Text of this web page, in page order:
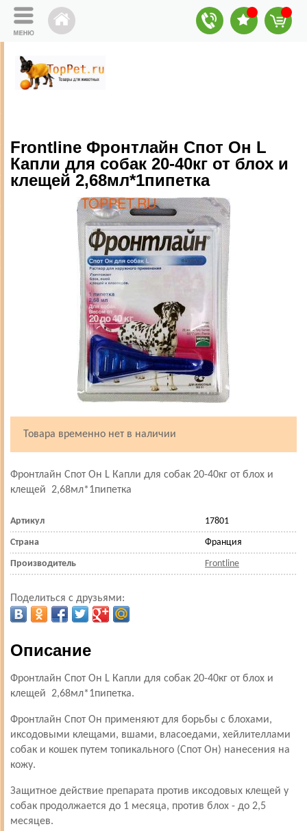
Frontline Фронтлайн Спот Он L
Капли для собак 20-40кг от блох и
клещей 2,68мл*1пипетка
Товара временно нет в наличии
Фронтлайн Спот Он L Капли для собак 20-40кг от блох и
клещей 2,68мл*1пипетка
Артикул 17801
Страна Франция
Производитель Frontline
Поделиться с друзьями:
Описание
Фронтлайн Спот Он L Капли для собак 20-40кг от блох и
клещей 2,68мл*1пипетка.
Фронтлайн Спот Он применяют для борьбы с блохами,
иксодовыми клещами, вшами, власоедами, хейлителлами
собак и кошек путем топикального (Спот Он) нанесения на
кожу.
Защитное действие препарата против иксодовых клещей у
собак продолжается до 1 месяца, против блох - до 2,5
месяцев.